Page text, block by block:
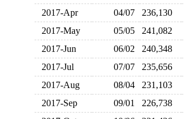
2017-Apr
04/07 236,130
2017-May
05/05 241,082
2017-Jun
06/02 240,348
2017-Jul
07/07 235,656
2017-Aug
08/04 231,103
2017-Sep
09/01 226,738